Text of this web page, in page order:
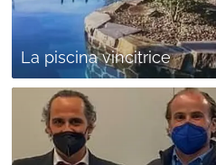
La piscina vincitrice